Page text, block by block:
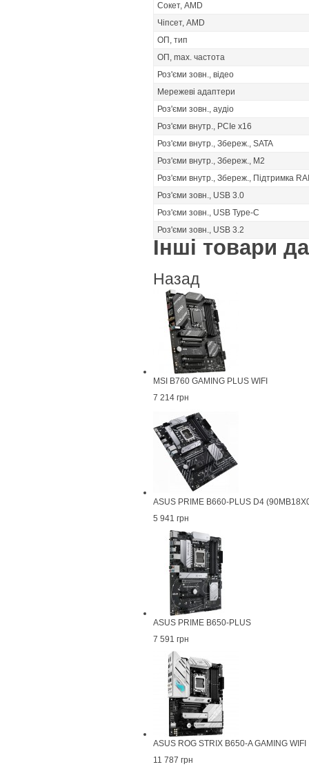
Сокет, AMD
Чіпсет, AMD
ОП, тип
ОП, max. частота
Роз'єми зовн., відео
Мережеві адаптери
Роз'єми зовн., аудіо
Роз'єми внутр., PCIe x16
Роз'єми внутр., Збереж., SATA
Роз'єми внутр., Збереж., M2
Роз'єми внутр., Збереж., Підтримка
Роз'єми зовн., USB 3.0
Роз'єми зовн., USB Type-C
Роз'єми зовн., USB 3.2
Інші товари
Назад
MSI B760 GAMING PLUS WIFI
7 214 грн
ASUS PRIME B660-PLUS D4
5 941 грн
ASUS PRIME B650-PLUS
7 591 грн
ASUS ROG STRIX B650-A GAMING WIFI
11 787 грн